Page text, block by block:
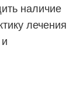
наличие
лечения